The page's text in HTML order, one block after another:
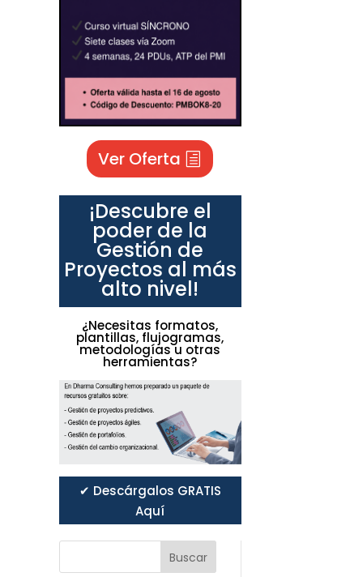
Ver Oferta
¡Descubre el
poder de la
Gestión de
Proyectos al más
alto nivel!
¿Necesitas formatos,
plantillas, flujogramas,
metodologías u otras
herramientas?
✔ Descárgalos GRATIS
Aquí
Buscar